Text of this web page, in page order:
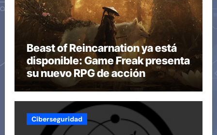
Beast of Reincarnation ya está
disponible: Game Freak presenta
su nuevo RPG de acción
Ciberseguridad